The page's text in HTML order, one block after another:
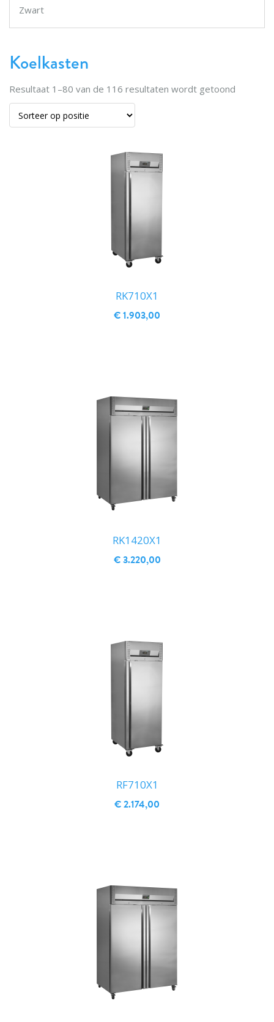
Koelkasten
Resultaat 1 –80 van de 116 resultaten wordt getoond
RK710X1
€ 1.903,00
RK1420X1
€ 3.220,00
RF710X1
€ 2.174,00
Zwart